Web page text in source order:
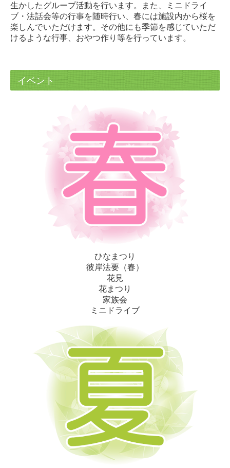
生かしたグループ活動を行います。また、ミニドライ
ブ・法話会等の行事を随時行い、春には施設内から桜を
楽しんでいただけます。その他にも季節を感じていただ
けるような行事、おやつ作り等を行っています。
イベント
ひなまつり
彼岸法要（春）
花見
花まつり
家族会
ミニドライブ